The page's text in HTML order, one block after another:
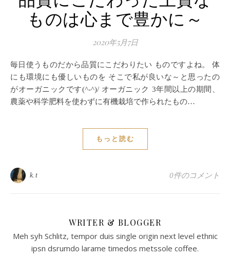
ものは心まで豊かに～
2020年5月7日
毎日使うものだから品質にこだわりたい ものですよね。 体
にも環境にも優しいものを そこで私が良いな～と思ったの
がオーガニックです(^-^)/ オーガニック 3年間以上の期間、
農薬や科学肥料を使わずに有機栽培で作られたもの…
もっと読む
k.t 0件のコメント
WRITER & BLOGGER
Meh syh Schlitz, tempor duis single origin next level ethnic
ipsn dsrumdo larame timedos metssole coffee.